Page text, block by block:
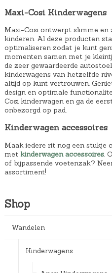
Maxi-Cosi Kinderwagens
Maxi-Cosi ontwerpt slimme en
kinderen. Al deze producten
optimaliseren zodat je kunt
momenten samen met je
de zeer gewaardeerde
kinderwagens van hetzelfde
altijd op kunt vertrouwen.
design en optimale
Cosi kinderwagen en ga de
onbezorgd op pad.
Kinderwagen accessoires
Maak iedere rit nog een
met kinderwagen accessoires.
of bijpassende voetenzak?
assortiment!
Shop
Wandelen
Kinderwagens